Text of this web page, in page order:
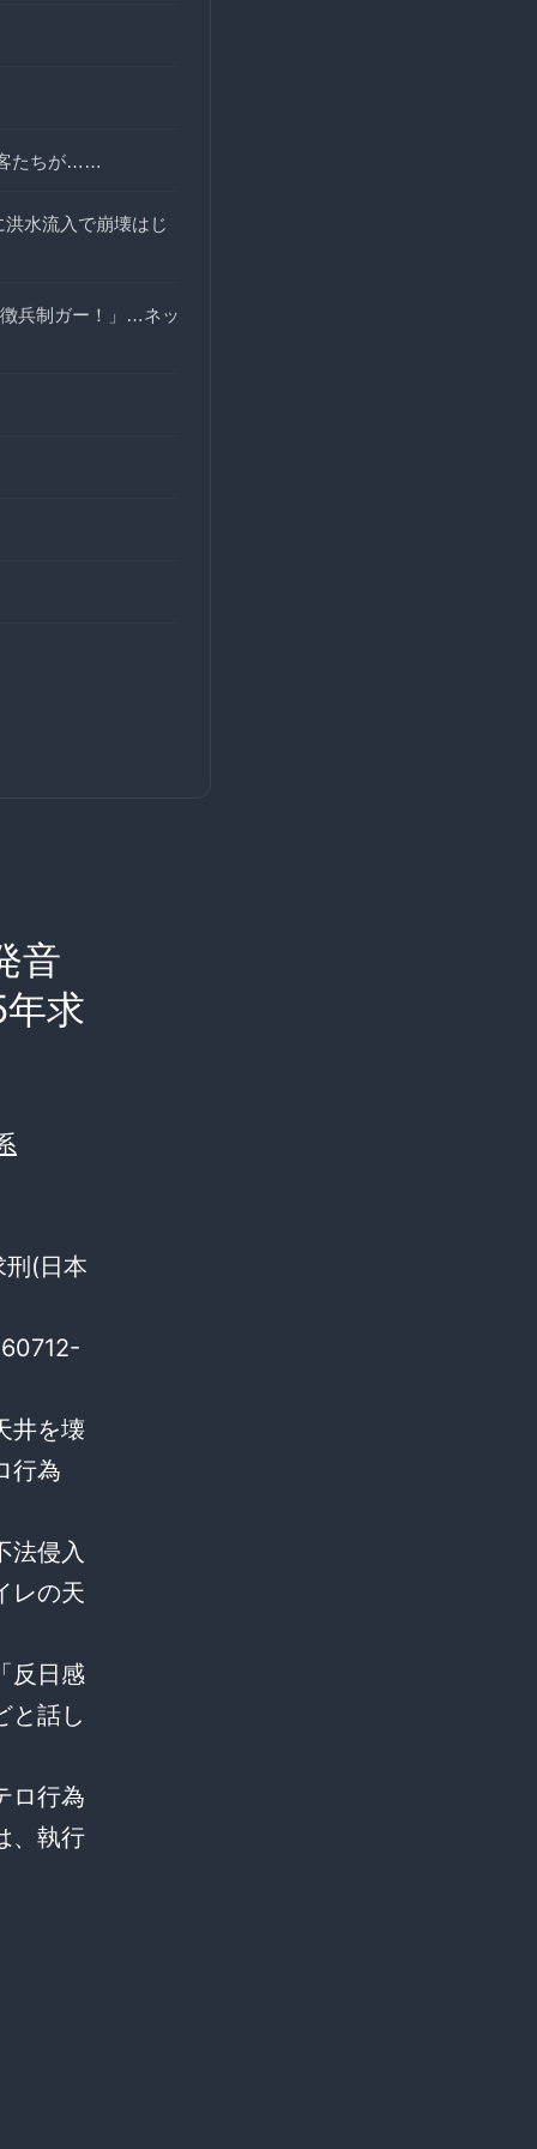
客たちが……
水流入で崩壊はじ
兵制ガー！」…ネッ
音
求
(日本
井を壊
行為
法侵入
レの天
反日感
と話し
ロ行為
、執行